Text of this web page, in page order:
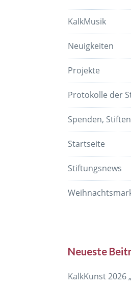
KalkMusik
Neuigkeiten
Projekte
Protokolle der
Spenden,
Startseite
Stiftungsnews
Neueste
KalkKunst 2026